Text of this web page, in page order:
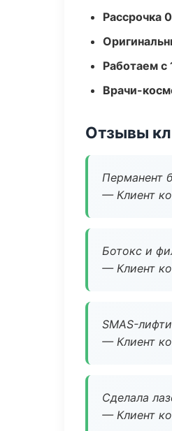
Рассрочка
Работаем
Врачи-
Отзывы
Перманент
— Клиент
Ботокс и
— Клиент
SMAS-
— Клиент
Сделала
— Клиент